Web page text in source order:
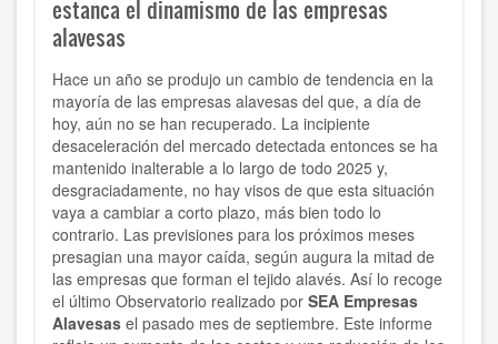
estanca el dinamismo de las empresas
alavesas
Hace un año se produjo un cambio de tendencia en la
mayoría de las empresas alavesas del que, a día de
hoy, aún no se han recuperado. La incipiente
desaceleración del mercado detectada entonces se ha
mantenido inalterable a lo largo de todo 2025 y,
desgraciadamente, no hay visos de que esta situación
vaya a cambiar a corto plazo, más bien todo lo
contrario. Las previsiones para los próximos meses
presagian una mayor caída, según augura la mitad de
las empresas que forman el tejido alavés. Así lo recoge
el último Observatorio realizado por SEA Empresas
Alavesas el pasado mes de septiembre. Este informe